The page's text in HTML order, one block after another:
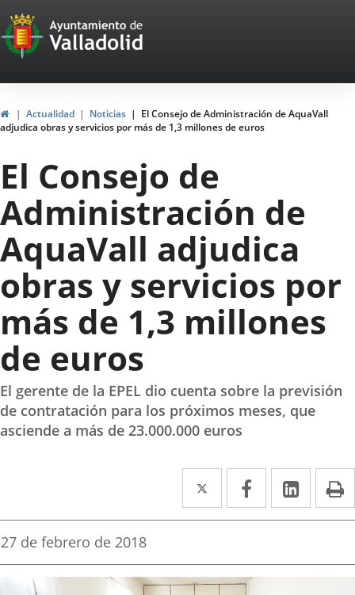
Portal
Web
del
Ayuntamiento
de
Valladolid
InicioActualidad Noticias
El Consejo de Administración de AquaVall
adjudica obras y servicios por más de 1,3 millones de euros
El Consejo de
Administración de
AquaVall adjudica
obras y servicios por
más de 1,3 millones
de euros
El gerente de la EPEL dio cuenta sobre la previsión
de contratación para los próximos meses, que
asciende a más de 23.000.000 euros
Twitter
Enlace
a
aplicación
externa.
Facebook
Enlace
a
aplicación
externa.
Enlace
a
Fecha
la
noticia
27 de febrero de 2018